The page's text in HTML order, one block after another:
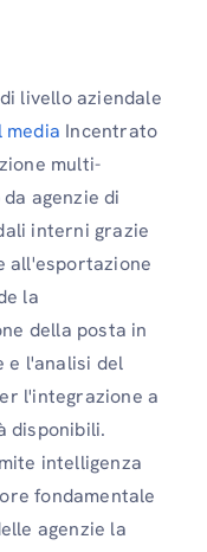
livello aziendale
Incentrato
multi-
agenzie di
interni grazie
all'esportazione
la
della posta in
e l'analisi del
l'integrazione a
disponibili.
intelligenza
fondamentale
agenzie la